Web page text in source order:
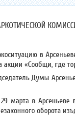
в
акции «Сообщи, где
Думы
марта в Арсеньеве
оборота